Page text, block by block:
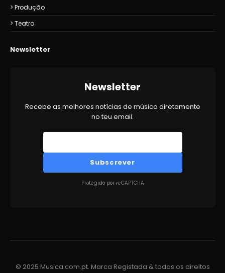
Produção
Teatro
Newsletter
Newsletter
Recebe as melhores notícias de música diretamente
no teu email.
Subscrever
Protegido por reCAPTCHA
© 2025 Musica.com.pt. Marca Registada & todos os direitos